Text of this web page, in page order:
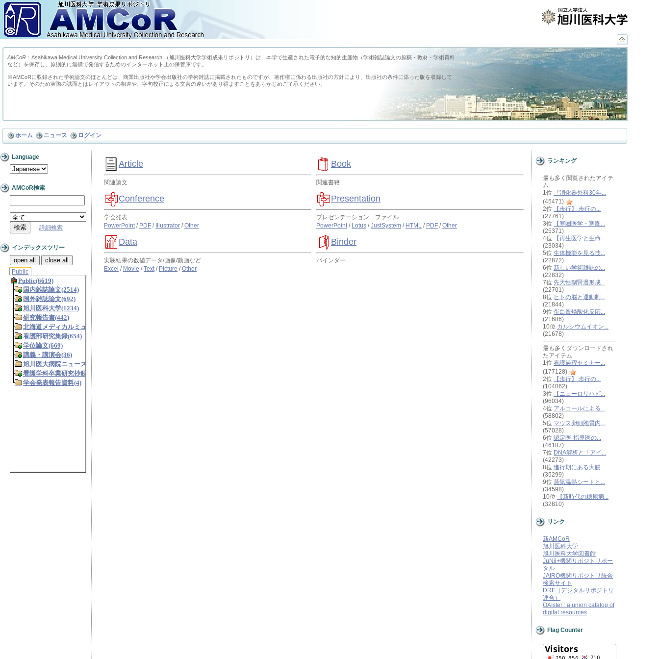
AMCoR ：Asahikawa Medical University Collection and Research （旭川医科大学学術成果リポジトリ）は、本学で生産された電子的な知的生産物（学術雑誌論文の原稿・教材・学術資料
など）を保存し、原則的に無償で発信するためのインターネット上の保管庫です。
※AMCoRに収録された学術論文のほとんどは、商業出版社や学会出版社の学術雑誌に掲載されたものですが、著作権に係わる出版社の方針により、出版社の条件に添った版を収録して
います。そのため実際の誌面とはレイアウトの相違や、字句校正による文言の違いがあり得ますことをあらかじめご了承ください。
ホーム ニュース ログイン
Language
AMCoR検索
詳細検索
インデックスツリー
open all close all
Public
Article
関連論文
Book
関連書籍
Conference
学会発表
PowerPoint/ PDF / Illustrator /Other
Presentation
プレゼンテーション ファイル
PowerPoint/ Lotus /JustSystem / HTML / PDF /Other
Data
実験結果の数値データ/画像/動画など
Excel / Movie /Text/ Picture /Other
Binder
バインダー
ランキング
最も多く閲覧されたアイテ
ム
1位
『消化器外科30年...
(45471)
2位
【歩行】 歩行の...
(27761)
3位
【寒圏医学・寒圏...
(25371)
4位
【再生医学と生命...
(23034)
5位 生体機能を見る技...
(22872)
6位 新しい学術雑誌の...
(22832)
7位 先天性副腎過形成...
(22701)
8位 ヒトの脳と運動制...
(21844)
9位 蛋白質燐酸化反応...
(21686)
10位 カルシウムイオン...
(21678)
最も多くダウンロードされ
たアイテム
1位 看護過程セミナー...
(177128)
2位
【歩行】 歩行の...
(104062)
3位
【ニューロリハビ...
(96034)
4位 アルコールによる...
(58802)
5位 マウス卵細胞質内...
(57028)
6位 認定医-指導医の...
(46187)
7位 DNA解析と「アイ...
(42273)
8位 進行期にある大腸...
(35299)
9位 蒸気温熱シートと...
(34598)
10位
【新時代の糖尿病...
(32810)
リンク
新AMCoR
旭川医科大学
旭川医科大学図書館
JuNii+機関リポジトリポー
タル
JAIRO機関リポジトリ統合
検索サイト
DRF（デジタルリポジトリ
連合）
OAIster : a union catalog of
digital resources
Flag Counter